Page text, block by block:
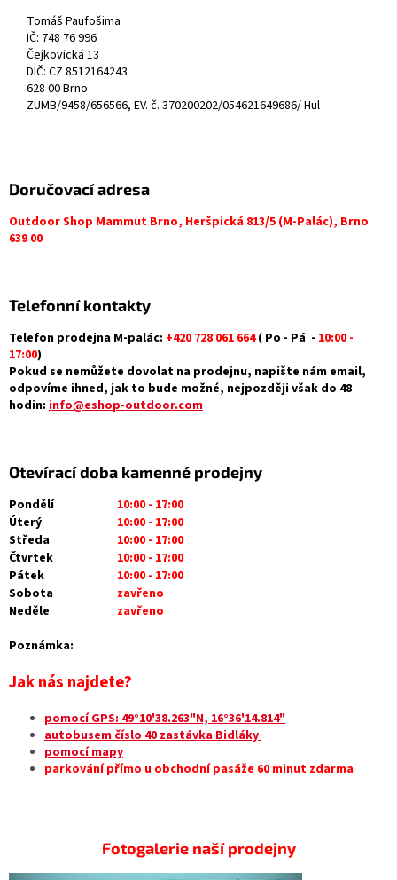
Tomáš Paufošima
IČ: 748 76 996
Čejkovická 13
DIČ: CZ 8512164243
628 00 Brno
ZUMB/9458/656566, EV. č. 370200202/054621649686/ Hul
Doručovací adresa
Outdoor Shop Mammut Brno, Heršpická 813/5 (M-Palác), Brno
639 00
Telefonní kontakty
Telefon prodejna M-palác: +420 728 061 664( Po - Pá - 10:00 -
17:00)
Pokud se nemůžete dovolat na prodejnu, napište nám email,
odpovíme ihned, jak to bude možné, nejpozději však do 48
hodin: info@eshop-outdoor.com
Otevírací doba kamenné prodejny
Pondělí
10:00 - 17:00
Úterý
10:00 - 17:00
Středa
10:00 - 17:00
Čtvrtek
10:00 - 17:00
Pátek
10:00 - 17:00
Sobota
zavřeno
Neděle
zavřeno
Poznámka:
Jak nás najdete?
pomocí GPS: 49°10'38.263"N, 16°36'14.814"
autobusem číslo 40 zastávka Bidláky
pomocí mapy
parkování přímo u obchodní pasáže 60 minut zdarma
Fotogalerie naší prodejny